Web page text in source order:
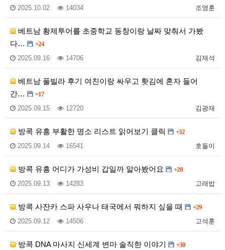
조영훈
2025.10.02 14034
베트남 황제투어를 초중학교 동창이랑 날짜 맞춰서 가봤
다…
+24
김재석
2025.09.16 14706
베트남 풀빌라 후기 여친이랑 싸우고 홧김에 혼자 들어
간…
+17
김광재
2025.09.15 12720
방콕 유흥 부활한 명소 리스트 읽어보기 클릭 +32
호돌이
2025.09.14 16541
방콕 유흥 어디가 가성비 갑일까 알아봤어요 +20
고래밥
2025.09.13 14283
방콕 사잔카 스파 사우나 태국에서 뭐하지 싶을 때 +29
고석훈
2025.09.12 14506
방콕 DNA 마사지 신세계 변마 솔직한 이야기 +30